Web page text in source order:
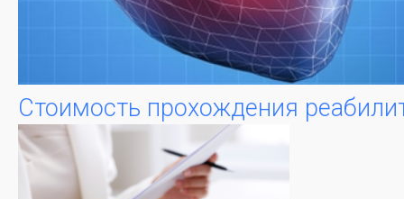
Стоимость прохождения